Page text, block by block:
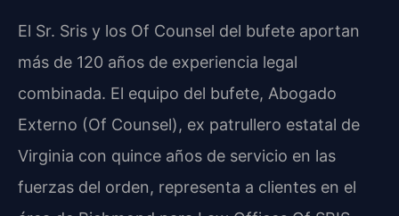
El Sr. Sris y los Of Counsel del bufete aportan
más de 120 años de experiencia legal
combinada. El equipo del bufete, Abogado
Externo (Of Counsel), ex patrullero estatal de
Virginia con quince años de servicio en las
fuerzas del orden, representa a clientes en el